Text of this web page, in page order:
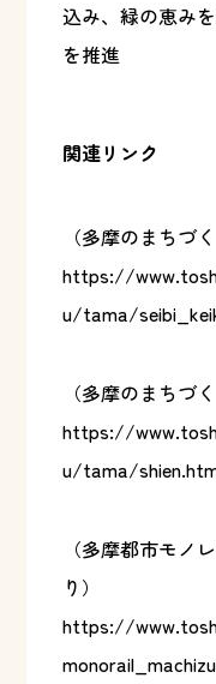
込み、緑の恵み
を推進
関連リンク
（多摩のまちづ
https://
u/tama/
（多摩のまちづ
https://
u/tama/
（多摩都市モノ
り）
https://